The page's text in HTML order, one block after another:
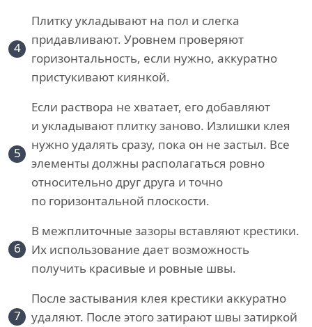
4
Плитку укладывают на пол и слегка
придавливают. Уровнем проверяют
горизонтальность, если нужно, аккуратно
пристукивают киянкой.
5
Если раствора не хватает, его добавляют
и укладывают плитку заново. Излишки клея
нужно удалять сразу, пока он не застыл. Все
элементы должны располагаться ровно
относительно друг друга и точно
по горизонтальной плоскости.
6
В межплиточные зазоры вставляют крестики.
Их использование дает возможность
получить красивые и ровные швы.
7
После застывания клея крестики аккуратно
удаляют. После этого затирают швы затиркой